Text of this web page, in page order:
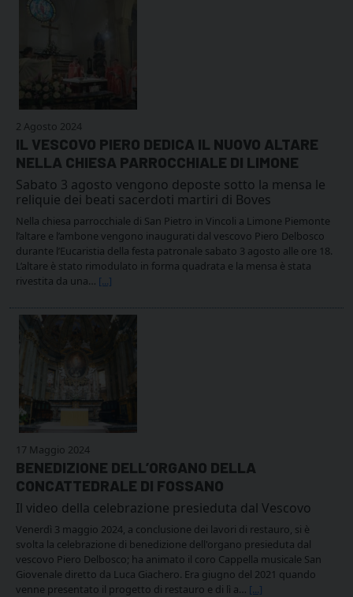
2 Agosto 2024
IL VESCOVO PIERO DEDICA IL NUOVO ALTARE
NELLA CHIESA PARROCCHIALE DI LIMONE
Sabato 3 agosto vengono deposte sotto la mensa le
reliquie dei beati sacerdoti martiri di Boves
Nella chiesa parrocchiale di San Pietro in Vincoli a Limone Piemonte
l’altare e l’ambone vengono inaugurati dal vescovo Piero Delbosco
durante l’Eucaristia della festa patronale sabato 3 agosto alle ore 18.
L’altare è stato rimodulato in forma quadrata e la mensa è stata
rivestita da una… [...]
17 Maggio 2024
BENEDIZIONE DELL’ORGANO DELLA
CONCATTEDRALE DI FOSSANO
Il video della celebrazione presieduta dal Vescovo
Venerdì 3 maggio 2024, a conclusione dei lavori di restauro, si è
svolta la celebrazione di benedizione dell'organo presieduta dal
vescovo Piero Delbosco; ha animato il coro Cappella musicale San
Giovenale diretto da Luca Giachero. Era giugno del 2021 quando
venne presentato il progetto di restauro e di lì a… [...]